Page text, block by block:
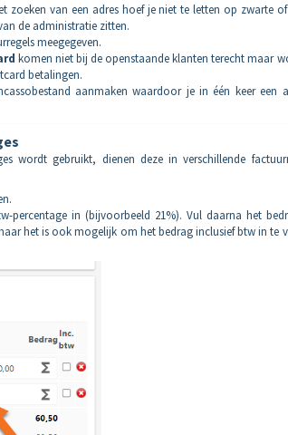
zoeken van een adres hoef je niet te letten op zwarte
de administratie zitten.
meegegeven.
komen niet bij de openstaande klanten terecht maar
betalingen.
aanmaken waardoor je in één keer een
wordt gebruikt, dienen deze in verschillende
percentage in (bijvoorbeeld 21%). Vul daarna het
het is ook mogelijk om het bedrag inclusief btw in te